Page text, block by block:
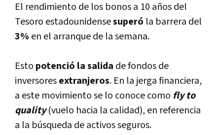
El rendimiento de los bonos a 10 años del
Tesoro estadounidensesuperó la barrera del
3% en el arranque de la semana.
Esto potenció la salida de fondos de
inversoresextranjeros. En la jerga financiera,
a este movimiento se lo conoce como fly to
quality(vuelo hacia la calidad), en referencia
a la búsqueda de activos seguros.